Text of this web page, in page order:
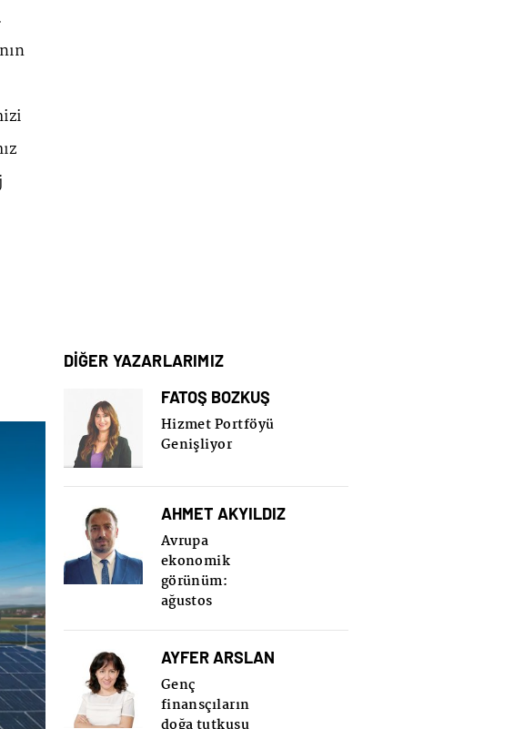
DİĞER YAZARLARIMIZ
FATOŞ BOZKUŞ
Hizmet Portföyü
Genişliyor
AHMET AKYILDIZ
Avrupa
ekonomik
görünüm:
ağustos
AYFER ARSLAN
Genç
finansçıların